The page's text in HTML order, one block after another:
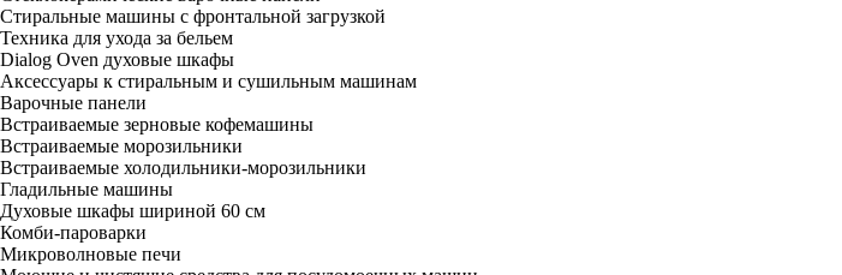
Стиральные машины с фронтальной загрузкой
Техника для ухода за бельем
Dialog Oven духовые шкафы
Аксессуары к стиральным и сушильным машинам
Варочные панели
Встраиваемые зерновые кофемашины
Встраиваемые морозильники
Встраиваемые холодильники-морозильники
Гладильные машины
Духовые шкафы шириной 60 см
Комби-пароварки
Микроволновые печи